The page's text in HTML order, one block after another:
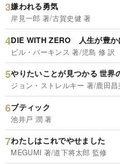
嫌われる勇気
岸見一郎 著/古賀史健 著
DIE WITH ZERO 人生が豊か
ビル・パーキンス 著/児島 修 訳
やりたいことが見つかる 世界
ジョン・ストレルキー 著/鹿田昌
ブティック
池井戸 潤 著
わたしはこれでやせました
MEGUMI 著/道下将太郎 監修